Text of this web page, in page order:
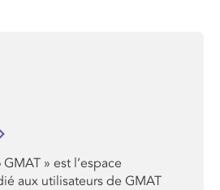
» est l’espace
aux utilisateurs de GMAT